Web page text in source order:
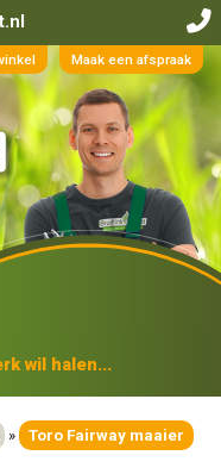
Maak een afspraak
wil halen...
» Toro Fairway maaier